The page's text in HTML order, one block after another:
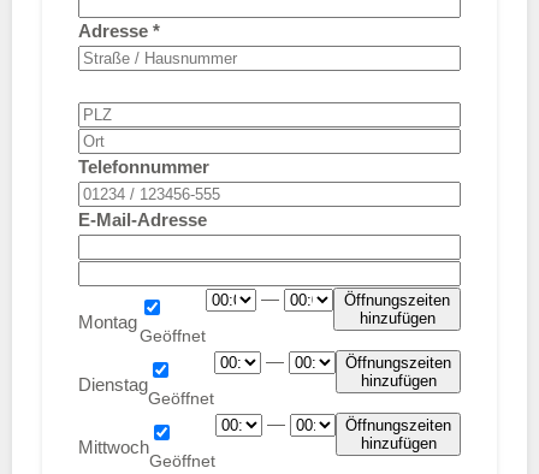
Adresse *
Telefonnummer
E-Mail-Adresse
Montag
—
Öffnungszeiten
hinzufügen
Dienstag
—
Öffnungszeiten
hinzufügen
Mittwoch
—
Öffnungszeiten
hinzufügen